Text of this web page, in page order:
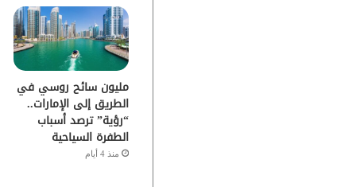
مليون سائح روسي في
الطريق إلى الإمارات..
“رؤية” ترصد أسباب
الطفرة السياحية
منذ 4 أيام